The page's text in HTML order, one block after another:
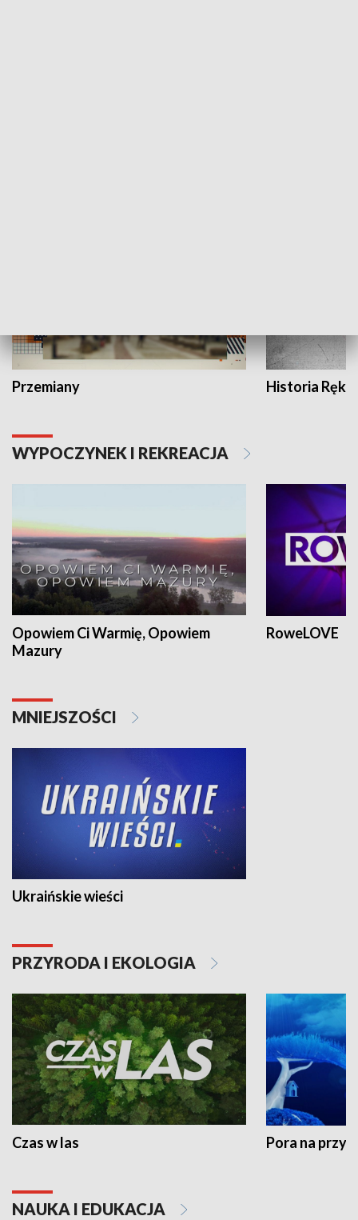
Przemiany Historia Ręką
WYPOCZYNEK I REKREACJA
Opowiem Ci Warmię, Opowiem
Mazury
RoweLOVE
MNIEJSZOŚCI
Ukraińskie wieści
PRZYRODA I EKOLOGIA
Czas w las Pora na
NAUKA I EDUKACJA